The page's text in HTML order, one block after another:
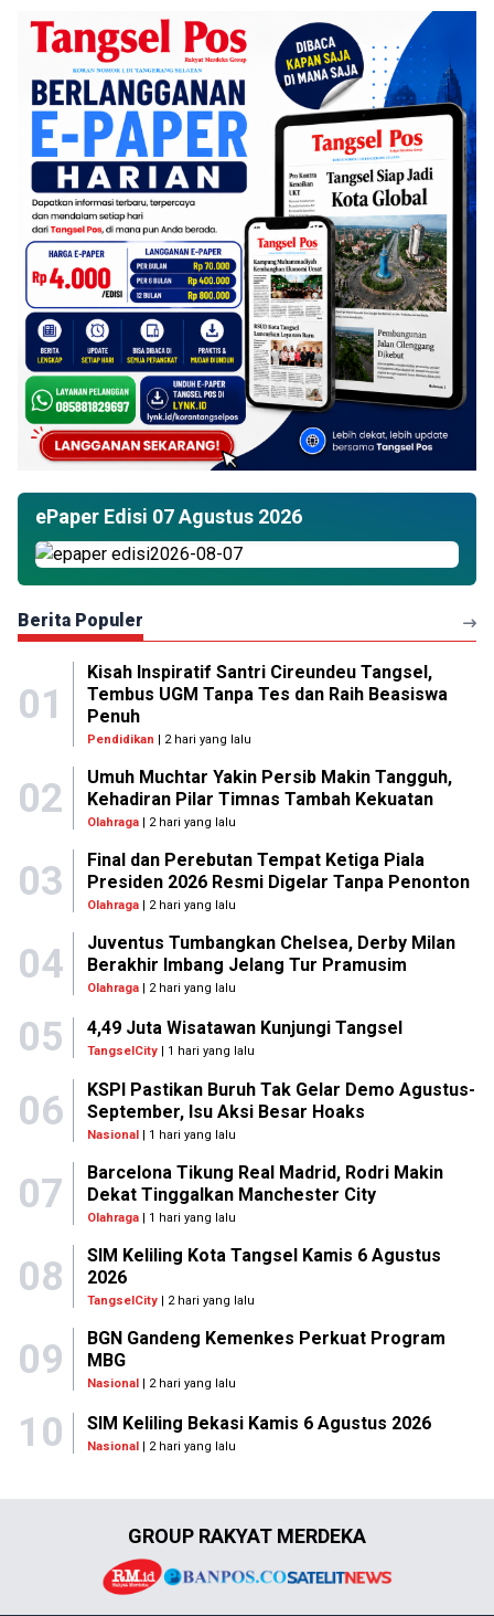
ePaper Edisi 07 Agustus 2026
Berita Populer
01
Kisah Inspiratif Santri Cireundeu Tangsel,
Tembus UGM Tanpa Tes dan Raih Beasiswa
Penuh
Pendidikan | 2 hari yang lalu
02
Umuh Muchtar Yakin Persib Makin Tangguh,
Kehadiran Pilar Timnas Tambah Kekuatan
Olahraga| 2 hari yang lalu
03
Final dan Perebutan Tempat Ketiga Piala
Presiden 2026 Resmi Digelar Tanpa Penonton
Olahraga| 2 hari yang lalu
04
Juventus Tumbangkan Chelsea, Derby Milan
Berakhir Imbang Jelang Tur Pramusim
Olahraga| 2 hari yang lalu
05 4,49 Juta Wisatawan Kunjungi Tangsel
TangselCity | 1 hari yang lalu
06
KSPI Pastikan Buruh Tak Gelar Demo Agustus-
September, Isu Aksi Besar Hoaks
Nasional| 1 hari yang lalu
07
Barcelona Tikung Real Madrid, Rodri Makin
Dekat Tinggalkan Manchester City
Olahraga| 1 hari yang lalu
08
SIM Keliling Kota Tangsel Kamis 6 Agustus
2026
TangselCity| 2 hari yang lalu
09
BGN Gandeng Kemenkes Perkuat Program
MBG
Nasional| 2 hari yang lalu
10 SIM Keliling Bekasi Kamis 6 Agustus 2026
Nasional | 2 hari yang lalu
GROUP RAKYAT MERDEKA